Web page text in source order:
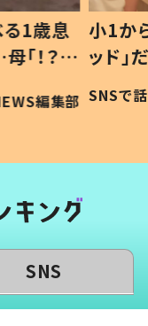
ギフテ
給食”を
の親編集部
ひ孫
が、抱
「涙
い」
SNS